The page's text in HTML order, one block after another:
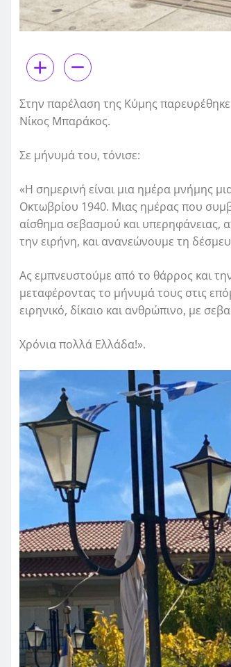
Στην παρέλαση της Κύμης
Νίκος Μπαράκος.
Σε μήνυμά του, τόνισε:
«Η σημερινή είναι μια ημέρα μνήμης
Οκτωβρίου 1940. Μιας ημέρας που
αίσθημα σεβασμού και υπερηφάνειας,
την ειρήνη, και ανανεώνουμε τη
Ας εμπνευστούμε από το θάρρος και
μεταφέροντας το μήνυμά τους στις
ειρηνικό, δίκαιο και ανθρώπινο, με
Χρόνια πολλά Ελλάδα!».